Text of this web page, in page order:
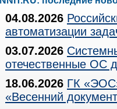
04.08.2026
автоматизации
03.07.2026
отечественные ОС
18.06.2026 ГК
«Весенний